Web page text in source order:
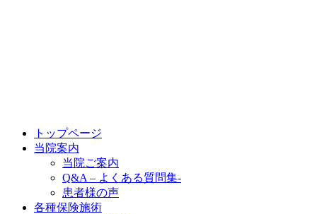
トップページ
当院案内
当院ご案内
Q&A – よくある質問集-
患者様の声
各種保険施術